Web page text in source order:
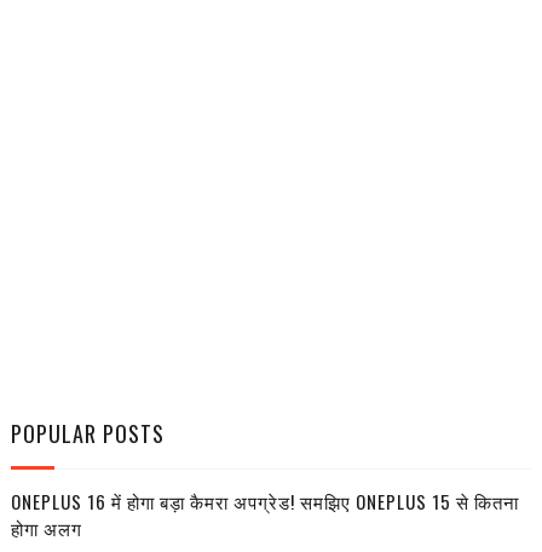
POPULAR POSTS
ONEPLUS 16 में होगा बड़ा कैमरा अपग्रेड! समझिए ONEPLUS 15 से कितना
होगा अलग